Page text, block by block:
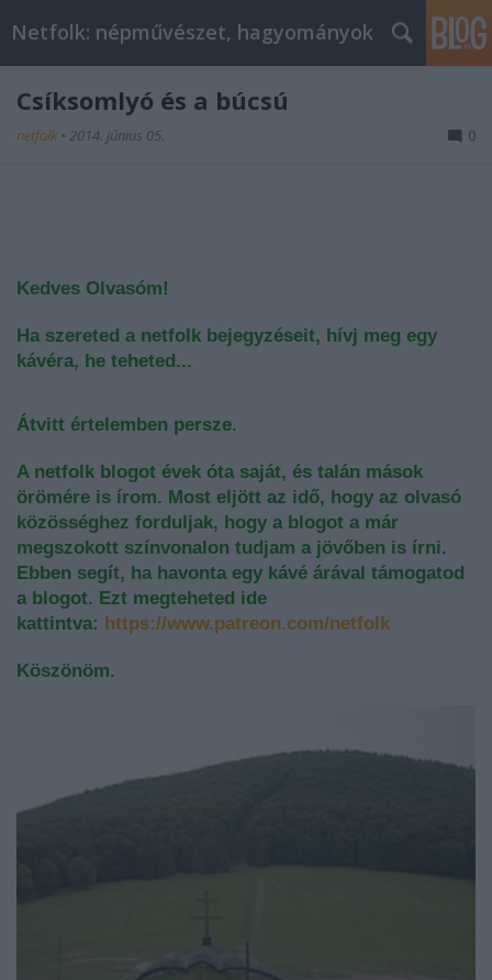
Netfolk: népművészet, hagyományok
Csíksomlyó és a búcsú
netfolk • 2014. június 05. 0
Kedves Olvasóm!
Ha szereted a netfolk bejegyzéseit, hívj meg egy
kávéra, he teheted...
Átvitt értelemben persze.
A netfolk blogot évek óta saját, és talán mások
örömére is írom. Most eljött az idő, hogy az olvasó
közösséghez forduljak, hogy a blogot a már
megszokott színvonalon tudjam a jövőben is írni.
Ebben segít, ha havonta egy kávé árával támogatod
a blogot. Ezt megteheted ide
kattintva: https://www.patreon.com/netfolk
Köszönöm.